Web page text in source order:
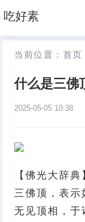
吃好素
网
站
月
当前位置： 首页
什么是三佛
2025-05-05 10:38
【佛光大辞
三佛顶，表示
无见顶相，